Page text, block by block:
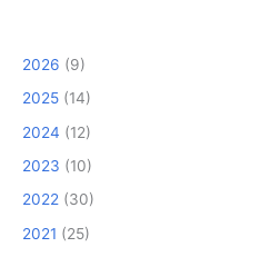
2026 (9)
2025 (14)
2024 (12)
2023 (10)
2022 (30)
2021 (25)